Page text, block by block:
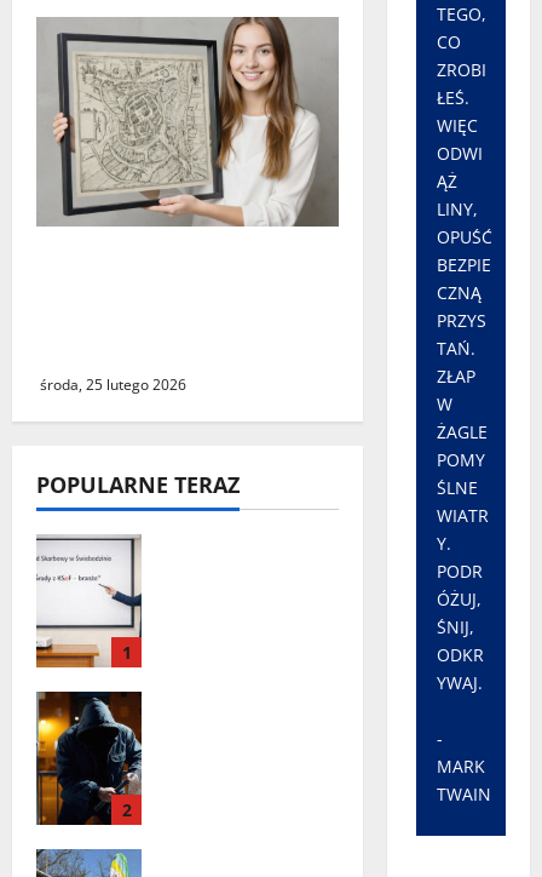
środa, 25 lutego 2026
POPULARNE TERAZ
1
2
TEGO,
CO
ZROBI
ŁEŚ.
WIĘC
ODWI
ĄŻ
LINY,
OPUŚĆ
BEZPIE
CZNĄ
PRZYS
TAŃ.
ZŁAP
W
ŻAGLE
POMY
ŚLNE
WIATR
Y.
PODR
ÓŻUJ,
ŚNIJ,
ODKR
YWAJ.
-
MARK
TWAIN